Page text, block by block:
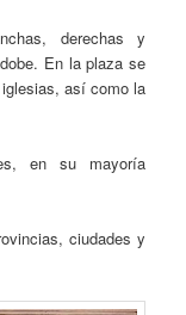
derechas y
En la plaza se
así como la
en su mayoría
ciudades y